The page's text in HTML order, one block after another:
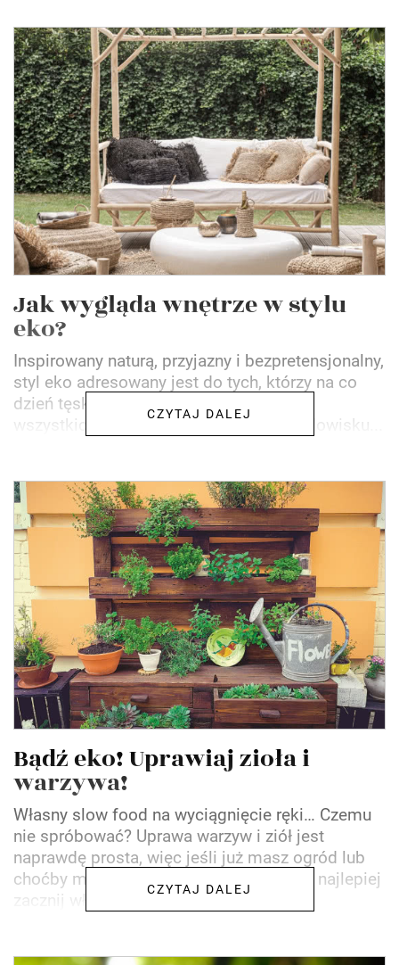
Jak wygląda wnętrze w stylu
eko?
Inspirowany naturą, przyjazny i bezpretensjonalny,
styl eko adresowany jest do tych, którzy na co
dzień tęsknią za zielenią, ale również do
wszystkich, którzy z troską myślą o środowisku...
CZYTAJ DALEJ
Bądź eko! Uprawiaj zioła i
warzywa!
Własny slow food na wyciągnięcie ręki… Czemu
nie spróbować? Uprawa warzyw i ziół jest
naprawdę prosta, więc jeśli już masz ogród lub
choćby mały skrawek ziemi w doniczce, najlepiej
zacznij właśnie...
CZYTAJ DALEJ